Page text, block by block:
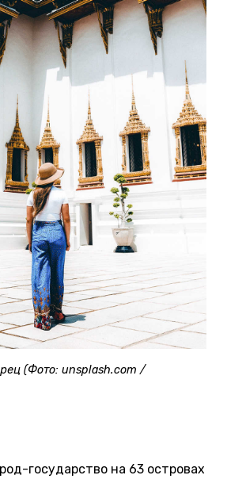
(Фото: unsplash.com /
государство на 63 островах